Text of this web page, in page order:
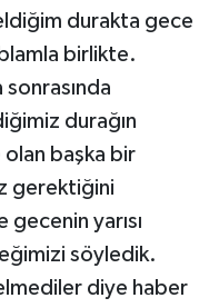
durakta gece
birlikte.
durağın
başka bir
gerektiğini
yarısı
söyledik.
diye haber